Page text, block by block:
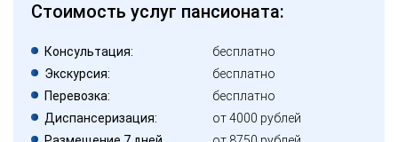
Стоимость услуг пансионата:
Консультация:
бесплатно
Экскурсия:
бесплатно
Перевозка:
бесплатно
Диспансеризация:
от 4000 рублей